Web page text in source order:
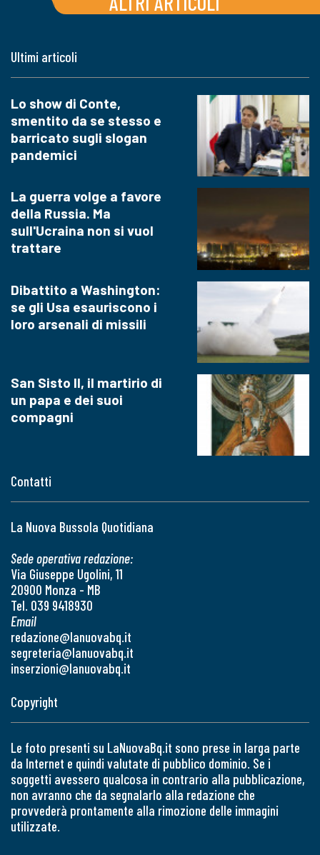
Contatti
La Nuova Bussola Quotidiana
Sede operativa redazione:
Via Giuseppe Ugolini, 11
20900 Monza - MB
Tel. 039 9418930
Email
redazione@lanuovabq.it
segreteria@lanuovabq.it
inserzioni@lanuovabq.it
Ultimi articoli
Lo show di Conte,
smentito da se stesso e
barricato sugli slogan
pandemici
La guerra volge a favore
della Russia. Ma
sull'Ucraina non si vuol
trattare
Dibattito a Washington:
se gli Usa esauriscono i
loro arsenali di missili
San Sisto II, il martirio di
un papa e dei suoi
compagni
Copyright
Le foto presenti su LaNuovaBq.it sono prese in larga parte
da Internet e quindi valutate di pubblico dominio. Se i
soggetti avessero qualcosa in contrario alla pubblicazione,
non avranno che da segnalarlo alla redazione che
provvederà prontamente alla rimozione delle immagini
utilizzate.